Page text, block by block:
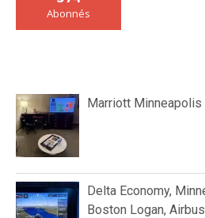
Abonnés
Marriott
Delta Economy,
Boston Logan,